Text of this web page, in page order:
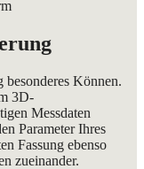
Können.
3D-
Messdaten
Parameter Ihres
Fassung ebenso
zueinander.